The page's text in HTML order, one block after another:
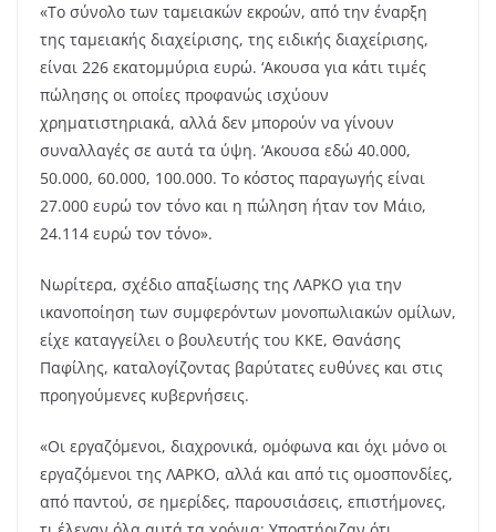
«Το σύνολο των ταμειακών εκροών, από την έναρξη
της ταμειακής διαχείρισης, της ειδικής διαχείρισης,
είναι 226 εκατομμύρια ευρώ. ‘Ακουσα για κάτι τιμές
πώλησης οι οποίες προφανώς ισχύουν
χρηματιστηριακά, αλλά δεν μπορούν να γίνουν
συναλλαγές σε αυτά τα ύψη. ‘Ακουσα εδώ 40.000,
50.000, 60.000, 100.000. Το κόστος παραγωγής είναι
27.000 ευρώ τον τόνο και η πώληση ήταν τον Μάιο,
24.114 ευρώ τον τόνο».
Νωρίτερα, σχέδιο απαξίωσης της ΛΑΡΚΟ για την
ικανοποίηση των συμφερόντων μονοπωλιακών ομίλων,
είχε καταγγείλει ο βουλευτής του ΚΚΕ, Θανάσης
Παφίλης, καταλογίζοντας βαρύτατες ευθύνες και στις
προηγούμενες κυβερνήσεις.
«Οι εργαζόμενοι, διαχρονικά, ομόφωνα και όχι μόνο οι
εργαζόμενοι της ΛΑΡΚΟ, αλλά και από τις ομοσπονδίες,
από παντού, σε ημερίδες, παρουσιάσεις, επιστήμονες,